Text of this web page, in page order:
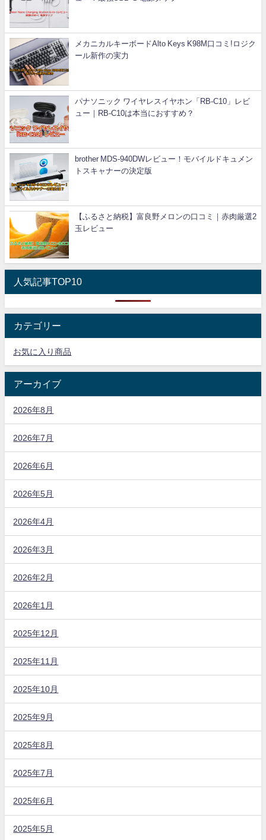
メカニカルキーボードAlto Keys K98M口コミ!ロジク
ール新作の実力
パナソニック ワイヤレスイヤホン「RB-C10」レビ
ュー｜RB-C10は本当におすすめ？
brother MDS-940DWレビュー！モバイルドキュメン
トスキャナーの決定版
【ふるさと納税】富良野メロンの口コミ｜赤肉厳選2
玉レビュー
人気記事TOP10
カテゴリー
お気に入り商品
アーカイブ
2026年8月
2026年7月
2026年6月
2026年5月
2026年4月
2026年3月
2026年2月
2026年1月
2025年12月
2025年11月
2025年10月
2025年9月
2025年8月
2025年7月
2025年6月
2025年5月